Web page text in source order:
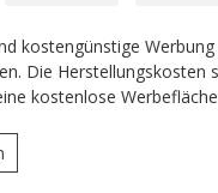
kostengünstige
Die Herstellungskosten
kostenlose